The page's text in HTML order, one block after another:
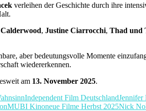
verleihen der Geschichte durch ihre
, Justine Ciarrocchi, Thad und
aber bedeutungsvolle Momente
wiedererkennen.
am 13. November 2025.
Independent Film DeutschlandJennifer
MUBI Kinoneue Filme Herbst 2025Nick